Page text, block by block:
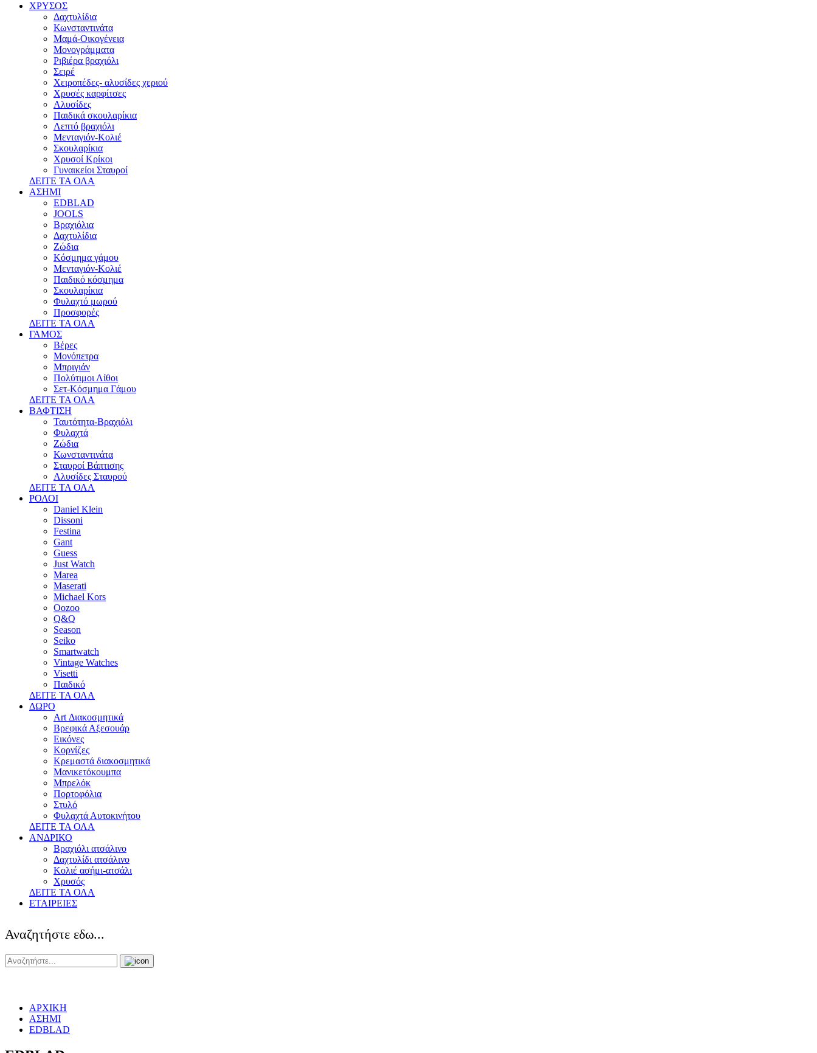
ΧΡΥΣΟΣ
Δαχτυλίδια
Κωνσταντινάτα
Μαμά-Οικογένεια
Μονογράμματα
Ριβιέρα βραχιόλι
Σειρέ
Χειροπέδες- αλυσίδες χεριού
Χρυσές καρφίτσες
Αλυσίδες
Παιδικά σκουλαρίκια
Λεπτό βραχιόλι
Μενταγιόν-Κολιέ
Σκουλαρίκια
Χρυσοί Κρίκοι
Γυναικείοι Σταυροί
ΔΕΙΤΕ ΤΑ ΟΛΑ
ΑΣΗΜΙ
EDBLAD
JOOLS
Βραχιόλια
Δαχτυλίδια
Ζώδια
Κόσμημα γάμου
Μενταγιόν-Κολιέ
Παιδικό κόσμημα
Σκουλαρίκια
Φυλαχτό μωρού
Προσφορές
ΔΕΙΤΕ ΤΑ ΟΛΑ
ΓΑΜΟΣ
Βέρες
Μονόπετρα
Μπριγιάν
Πολύτιμοι Λίθοι
Σετ-Κόσμημα Γάμου
ΔΕΙΤΕ ΤΑ ΟΛΑ
ΒΑΦΤΙΣΗ
Ταυτότητα-Βραχιόλι
Φυλαχτά
Ζώδια
Κωνσταντινάτα
Σταυροί Βάπτισης
Αλυσίδες Σταυρού
ΔΕΙΤΕ ΤΑ ΟΛΑ
ΡΟΛΟΙ
Daniel Klein
Dissoni
Festina
Gant
Guess
Just Watch
Marea
Maserati
Michael Kors
Oozoo
Q&Q
Season
Seiko
Smartwatch
Vintage Watches
Visetti
Παιδικό
ΔΕΙΤΕ ΤΑ ΟΛΑ
ΔΩΡΟ
Art Διακοσμητικά
Βρεφικά Αξεσουάρ
Εικόνες
Κορνίζες
Κρεμαστά διακοσμητικά
Μανικετόκουμπα
Μπρελόκ
Πορτοφόλια
Στυλό
Φυλαχτά Αυτοκινήτου
ΔΕΙΤΕ ΤΑ ΟΛΑ
ΑΝΔΡΙΚΟ
Βραχιόλι ατσάλινο
Δαχτυλίδι ατσάλινο
Κολιέ ασήμι-ατσάλι
Χρυσός
ΔΕΙΤΕ ΤΑ ΟΛΑ
ΕΤΑΙΡΕΙΕΣ
Αναζητήστε εδω...
ΑΡΧΙΚΗ
ΑΣΗΜΙ
EDBLAD